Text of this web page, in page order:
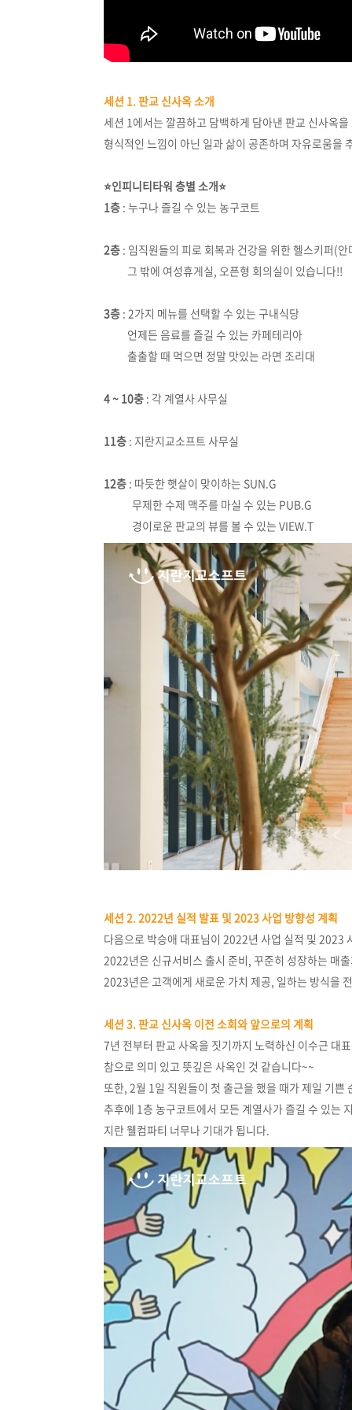
세션 1. 판교 신사옥 소개
세션 1에서는 깔끔하고 담백하게 담아낸 판교 신사옥
형식적인 느낌이 아닌 일과 삶이 공존하며 자유로움을
⭐인피니티타워 층별 소개⭐
1층 : 누구나 즐길 수 있는 농구코트
2층 : 임직원들의 피로 회복과 건강을 위한 헬스키퍼(
그 밖에 여성휴게실, 오픈형 회의실이 있습니다!!
3층 : 2가지 메뉴를 선택할 수 있는 구내식당
언제든 음료를 즐길 수 있는 카페테리아
출출할 때 먹으면 정말 맛있는 라면 조리대
4 ~ 10충 : 각 계열사 사무실
11층 : 지란지교소프트 사무실
12층 : 따듯한 햇살이 맞이하는 SUN.G
무제한 수제 맥주를 마실 수 있는 PUB.G
경이로운 판교의 뷰를 볼 수 있는 VIEW.T
세션 2. 2022년 실적 발표 및 2023 사업 방향성 계획
다음으로 박승애 대표님이 2022년 사업 실적 및 2023
2022년은 신규서비스 출시 준비, 꾸준히 성장하는 매
2023년은 고객에게 새로운 가치 제공, 일하는 방식을
세션 3. 판교 신사옥 이전 소회와 앞으로의 계획
7년 전부터 판교 사옥을 짓기까지 노력하신 이수근 대
참으로 의미 있고 뜻깊은 사옥인 것 같습니다~~
또한, 2월 1일 직원들이 첫 출근을 했을 때가 제일 기쁜
추후에 1층 농구코트에서 모든 계열사가 즐길 수 있는
지란 웰컴파티 너무나 기대가 됩니다.